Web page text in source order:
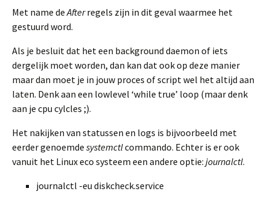
Met name deAfterregels zijn in dit geval waarmee het
gestuurd word.
Als je besluit dat het een background daemon of iets
dergelijk moet worden, dan kan dat ook op deze manier
maar dan moet je in jouw proces of script wel het altijd aan
laten. Denk aan een lowlevel ‘while true’ loop (maar denk
aan je cpu cylcles ;).
Het nakijken van statussen en logs is bijvoorbeeld met
eerder genoemde systemctlcommando. Echter is er ook
vanuit het Linux eco systeem een andere optie: journalctl.
journalctl -eu diskcheck.service